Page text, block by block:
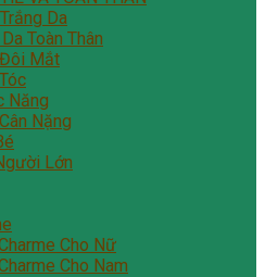
Da
Toàn Thân
Mắt
Năng
Nặng
Lớn
Cho Nữ
Cho Nam